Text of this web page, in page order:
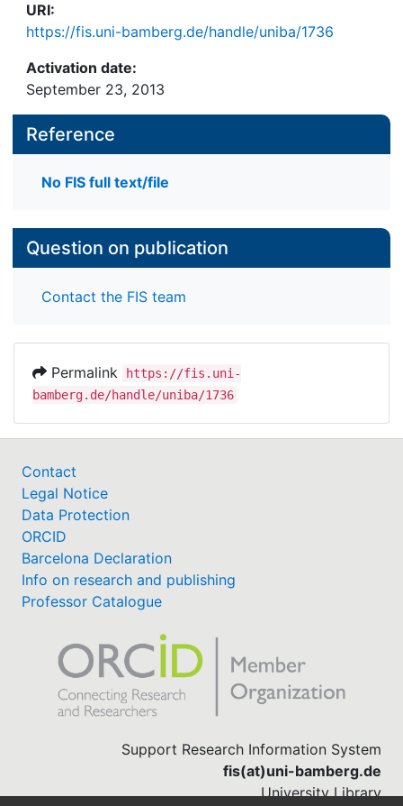
URI:
https://fis.uni-bamberg.de/handle/uniba/1736
Activation date:
September 23, 2013
Reference
No FIS full text/file
Question on publication
Contact the FIS team
Permalink
https://fis.uni-
bamberg.de/handle/uniba/1736
Contact
Legal Notice
Data Protection
ORCID
Barcelona Declaration
Info on research and publishing
Professor Catalogue
Support Research Information System
fis(at)uni-bamberg.de
University Library